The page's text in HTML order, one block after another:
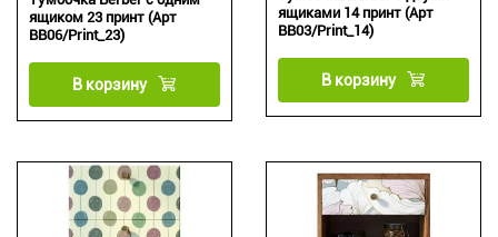
ящиком 23 принт (Арт
BB06/Print_23)
В корзину
ящиками 14 принт (Арт
BB03/Print_14)
В корзину